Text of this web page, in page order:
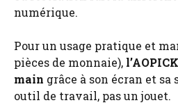
numérique.
Pour un usage pratique et
pièces de monnaie),
main grâce à son écran et sa
outil de travail, pas un jouet.